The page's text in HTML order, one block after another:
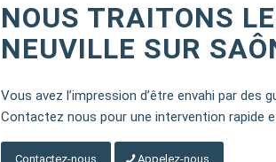
NOUS TRAITONS
NEUVILLE SUR
Vous avez l’impression d’être envahi par des
Contactez nous pour une intervention rapide
Contactez-nous Appelez-nous